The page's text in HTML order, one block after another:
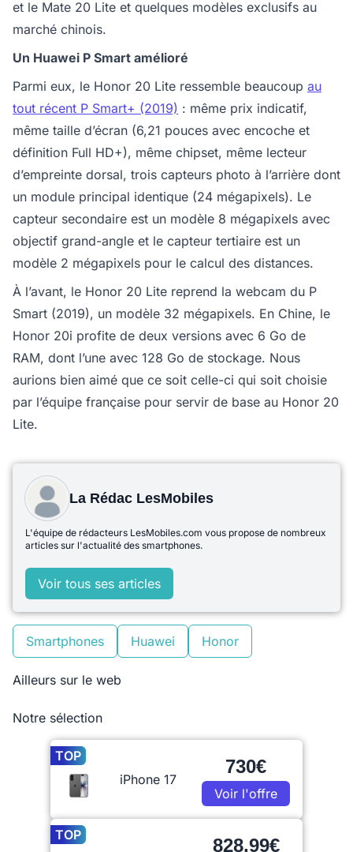
et le Mate 20 Lite et quelques modèles exclusifs au
marché chinois.
Un Huawei P Smart amélioré
Parmi eux, le Honor 20 Lite ressemble beaucoup au
tout récent P Smart+ (2019) : même prix indicatif,
même taille d’écran (6,21 pouces avec encoche et
définition Full HD+), même chipset, même lecteur
d’empreinte dorsal, trois capteurs photo à l’arrière dont
un module principal identique (24 mégapixels). Le
capteur secondaire est un modèle 8 mégapixels avec
objectif grand-angle et le capteur tertiaire est un
modèle 2 mégapixels pour le calcul des distances.
À l’avant, le Honor 20 Lite reprend la webcam du P
Smart (2019), un modèle 32 mégapixels. En Chine, le
Honor 20i profite de deux versions avec 6 Go de
RAM, dont l’une avec 128 Go de stockage. Nous
aurions bien aimé que ce soit celle-ci qui soit choisie
par l’équipe française pour servir de base au Honor 20
Lite.
La Rédac LesMobiles
L'équipe de rédacteurs LesMobiles.com vous propose de nombreux
articles sur l'actualité des smartphones.
Voir tous ses articles
Smartphones Huawei Honor
Ailleurs sur le web
Notre sélection
TOP
iPhone 17
730€
Voir l'offre
TOP
828,99€